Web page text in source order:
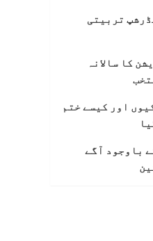
تربیتی
کا سالانہ
اور کیسے ختم
باوجود آگے